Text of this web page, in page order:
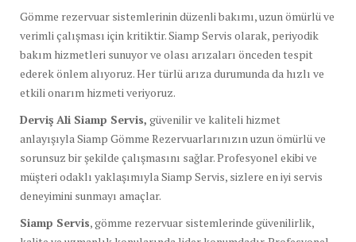
Gömme rezervuar sistemlerinin düzenli bakımı, uzun ömürlü ve
verimli çalışması için kritiktir. Siamp Servis olarak, periyodik
bakım hizmetleri sunuyor ve olası arızaları önceden tespit
ederek önlem alıyoruz. Her türlü arıza durumunda da hızlı ve
etkili onarım hizmeti veriyoruz.
Derviş Ali Siamp Servis, güvenilir ve kaliteli hizmet
anlayışıyla Siamp Gömme Rezervuarlarınızın uzun ömürlü ve
sorunsuz bir şekilde çalışmasını sağlar. Profesyonel ekibi ve
müşteri odaklı yaklaşımıyla Siamp Servis, sizlere en iyi servis
deneyimini sunmayı amaçlar.
Siamp Servis, gömme rezervuar sistemlerinde güvenilirlik,